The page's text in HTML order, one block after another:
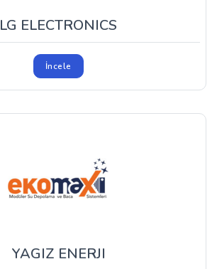
LG ELECTRONICS
İncele
YAGIZ ENERJI